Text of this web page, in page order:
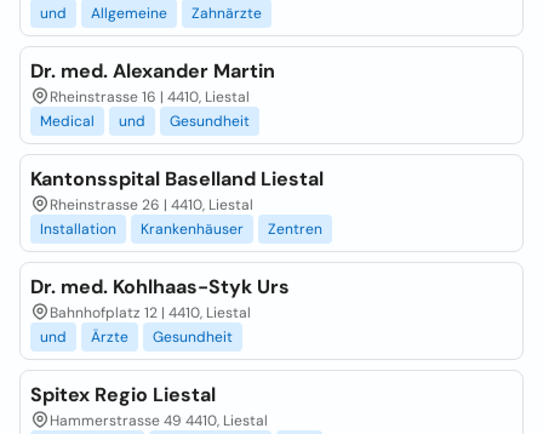
und
Allgemeine Zahnärzte
Dr. med. Alexander Martin
Rheinstrasse 16 | 4410, Liestal
Medical
und Gesundheit
Kantonsspital Baselland Liestal
Rheinstrasse 26 | 4410, Liestal
Installation
Krankenhäuser Zentren
Dr. med. Kohlhaas-Styk Urs
Bahnhofplatz 12 | 4410, Liestal
und
Ärzte Gesundheit
Spitex Regio Liestal
Hammerstrasse 49 4410, Liestal